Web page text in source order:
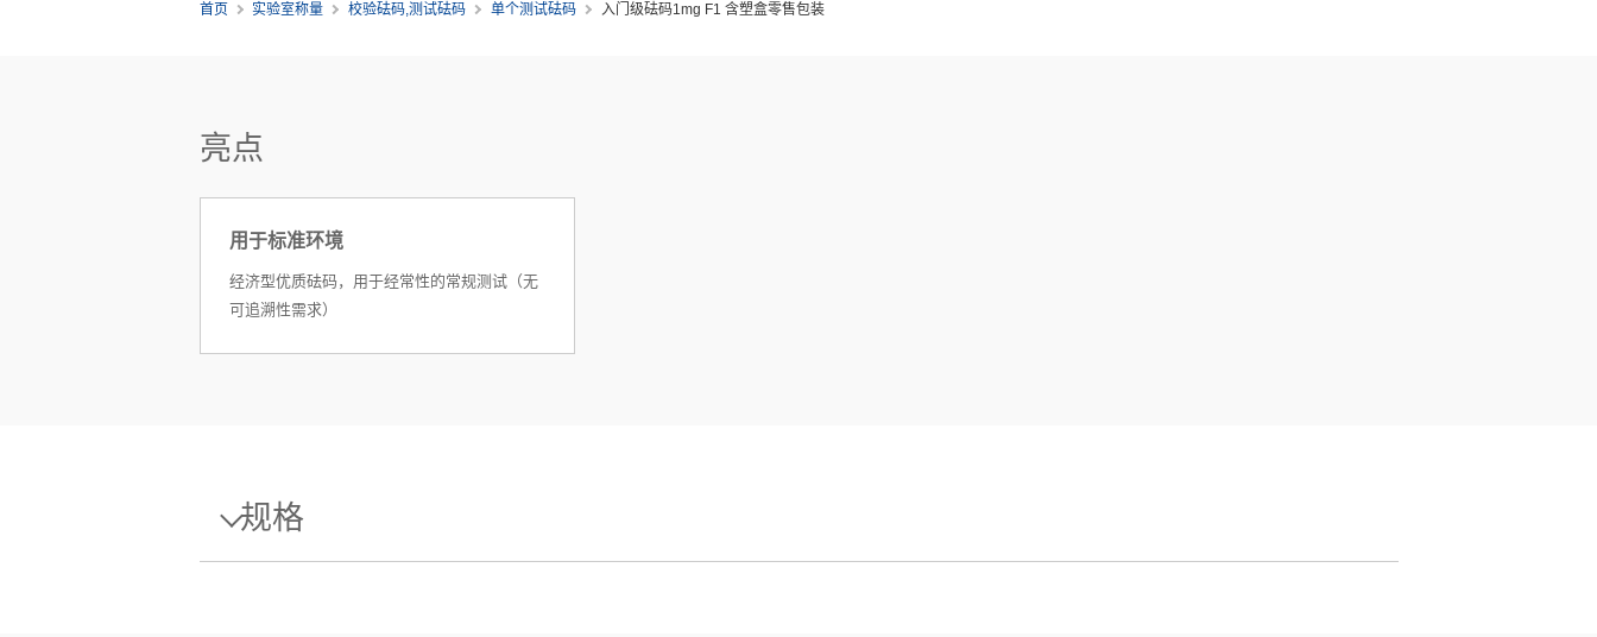
首页 实验室称量 校验砝码,测试砝码 单个测试砝码 入门级砝码1mg F1 含塑盒零售包装
亮点
用于标准环境
经济型优质砝码，用于经常性的常规测试（无
可追溯性需求）
规格